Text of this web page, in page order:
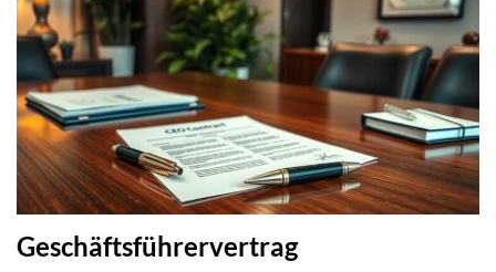
Geschäftsführervertrag